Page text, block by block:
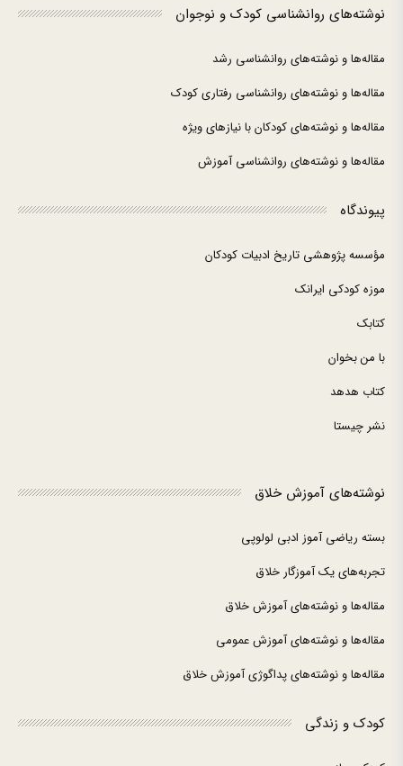
نوشته‌های روانشناسی کودک و نوجوان
مقاله‌ها و نوشته‌های روانشناسی رشد
مقاله‌ها و نوشته‌های روانشناسی رفتاری کودک
مقاله‌ها و نوشته‌های کودکان با نیازهای ویژه
مقاله‌ها و نوشته‌های روانشناسی آموزش
پیوندگاه
مؤسسه پژوهشی تاریخ ادبیات کودکان
موزه کودکی ایرانک
کتابک
با من بخوان
کتاب هدهد
نشر چیستا
نوشته‌های آموزش خلاق
بسته ریاضی آموز ادبی لولوپی
تجربه‌های یک آموزگار خلاق
مقاله‌ها و نوشته‌های آموزش خلاق
مقاله‌ها و نوشته‌های آموزش عمومی
مقاله‌ها و نوشته‌های پداگوژی آموزش خلاق
کودک و زندگی